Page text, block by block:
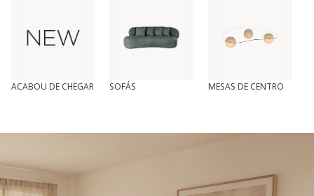
ACABOU DE CHEGAR SOFÁS MESAS DE CENTRO